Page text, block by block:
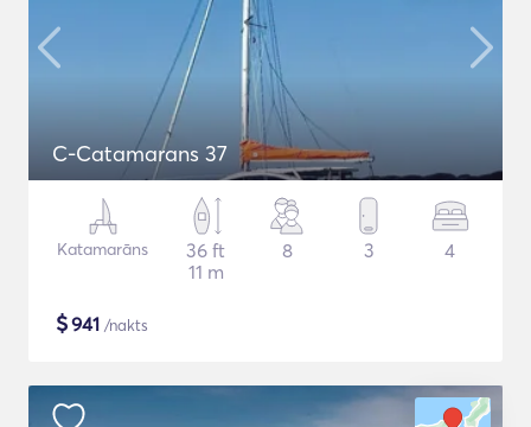
C-Catamarans 37
Katamarāns
36 ft
11 m
8 3 4
$941 /nakts